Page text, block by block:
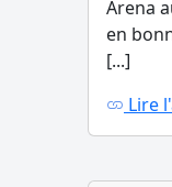
Arena
en
[...]
Lire